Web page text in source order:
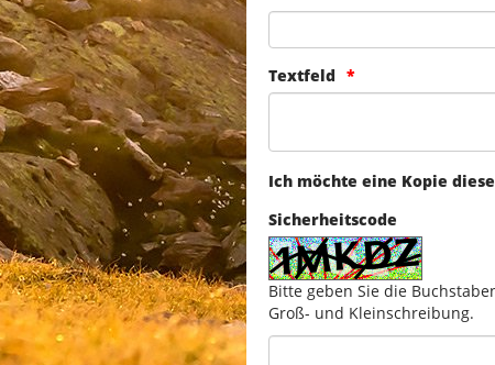
Textfeld
Ich möchte eine Kopie
Sicherheitscode
Bitte geben Sie die
Groß- und Kleinschreibung.